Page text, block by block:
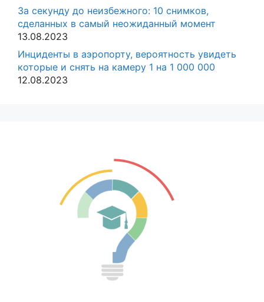
За секунду до неизбежного: 10 снимков,
сделанных в самый неожиданный момент
13.08.2023
Инциденты в аэропорту, вероятность увидеть
которые и снять на камеру 1 на 1 000 000
12.08.2023